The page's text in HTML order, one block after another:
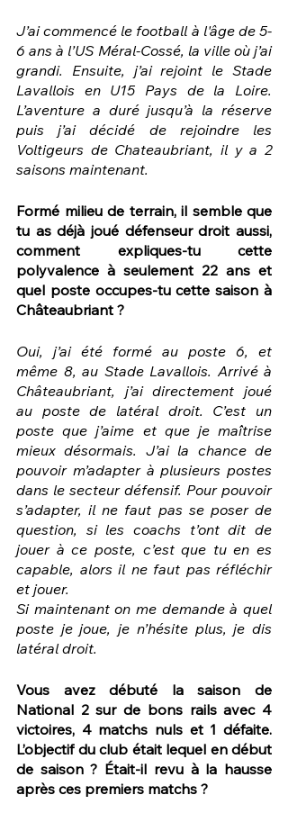
J’ai commencé le football à l'âge de 5-
6 ans à l’US Méral-Cossé, la ville où j’ai
grandi. Ensuite, j’ai rejoint le Stade
Lavallois en U15 Pays de la Loire.
L’aventure a duré jusqu’à la réserve
puis j’ai décidé de rejoindre les
Voltigeurs de Chateaubriant, il y a 2
saisons maintenant.
Formé milieu de terrain, il semble que
tu as déjà joué défenseur droit aussi,
comment expliques-tu cette
polyvalence à seulement 22 ans et
quel poste occupes-tu cette saison à
Châteaubriant ?
Oui, j’ai été formé au poste 6, et
même 8, au Stade Lavallois. Arrivé à
Châteaubriant, j’ai directement joué
au poste de latéral droit. C’est un
poste que j’aime et que je maîtrise
mieux désormais. J’ai la chance de
pouvoir m’adapter à plusieurs postes
dans le secteur défensif. Pour pouvoir
s’adapter, il ne faut pas se poser de
question, si les coachs t’ont dit de
jouer à ce poste, c’est que tu en es
capable, alors il ne faut pas réfléchir
et jouer.
Si maintenant on me demande à quel
poste je joue, je n’hésite plus, je dis
latéral droit.
Vous avez débuté la saison de
National 2 sur de bons rails avec 4
victoires, 4 matchs nuls et 1 défaite.
L’objectif du club était lequel en début
de saison ? Était-il revu à la hausse
après ces premiers matchs ?